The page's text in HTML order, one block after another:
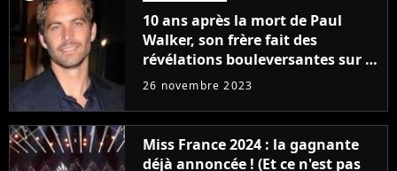
10 ans après la mort de Paul
Walker, son frère fait des
révélations bouleversantes sur la
réaction des acteurs de Fast and
26 novembre 2023
Miss France 2024 : la gagnante
déjà annoncée ! (Et ce n'est pas